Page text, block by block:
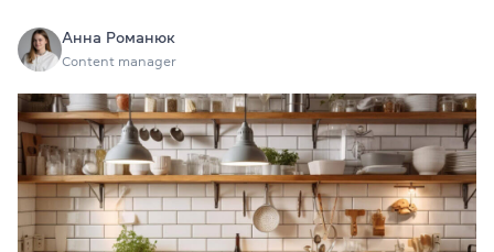
Анна Романюк
Content manager